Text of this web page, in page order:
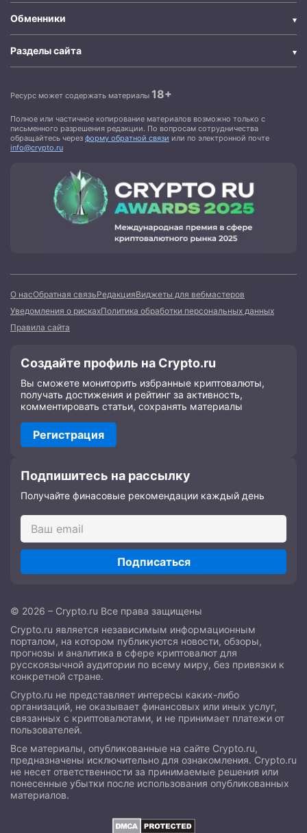
Обменники
Разделы сайта
Ресурс может содержать материалы 18+
Полное или частичное копирование материалов возможно только с
письменного разрешения редакции. По вопросам сотрудничества
обращайтесь через форму обратной связи или по электронной почте
info@crypto.ru
О насОбратная связьРедакцияВиджеты для вебмастеров
Уведомления о рискахПолитика обработки персональных данных
Правила сайта
Создайте профиль на Crypto.ru
Вы сможете мониторить избранные криптовалюты,
получать достижения и рейтинг за активность,
комментировать статьи, сохранять материалы
Регистрация
Подпишитесь на рассылку
Получайте финасовые рекомендации каждый день
Подписаться
© 2026 – Crypto.ru Все права защищены
Crypto.ru является независимым информационным
порталом, на котором публикуются новости, обзоры,
прогнозы и аналитика в сфере криптовалют для
русскоязычной аудитории по всему миру, без привязки к
конкретной стране.
Crypto.ru не представляет интересы каких-либо
организаций, не оказывает финансовых или иных услуг,
связанных с криптовалютами, и не принимает платежи от
пользователей.
Все материалы, опубликованные на сайте Crypto.ru,
предназначены исключительно для ознакомления. Crypto.ru
не несет ответственности за принимаемые решения или
понесенные убытки после использования опубликованных
материалов.